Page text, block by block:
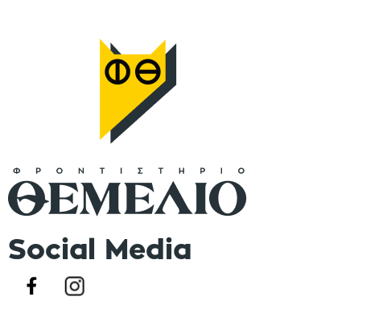
Social Media